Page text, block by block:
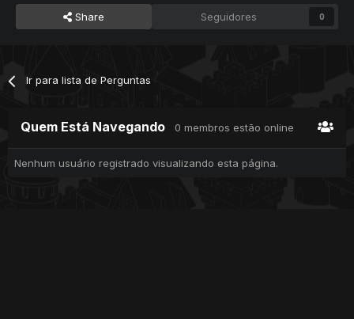
5, os.time() + 120
STATSCHANGE_HEALTHLOSS
false
end
Share Seguidores 0
Ir para lista de Perguntas
Quem Está Navegando 0 membros estão online
Nenhum usuário registrado visualizando esta página.